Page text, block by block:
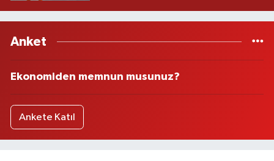
Anket
Ekonomiden memnun musunuz?
Ankete Katıl